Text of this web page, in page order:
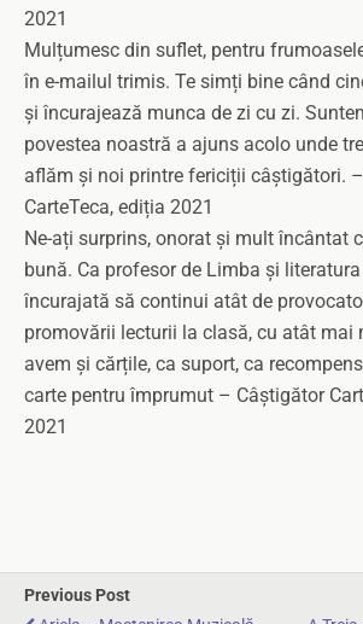
2021
Mulțumesc din suflet, pentru
în e-mailul trimis. Te simți bine când
și încurajează munca de zi cu zi.
povestea noastră a ajuns acolo unde
aflăm și noi printre fericiții câștigători.
CarteTeca, ediția 2021
Ne-ați surprins, onorat și mult încântat
bună. Ca profesor de Limba și
încurajată să continui atât de
promovării lecturii la clasă, cu atât mai
avem și cărțile, ca suport, ca
carte pentru împrumut – Câștigător
2021
Previous Post